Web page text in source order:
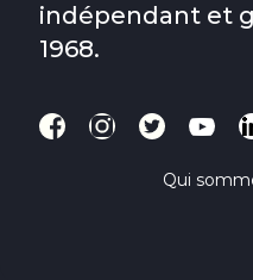
indépendant et
1968.
Qui